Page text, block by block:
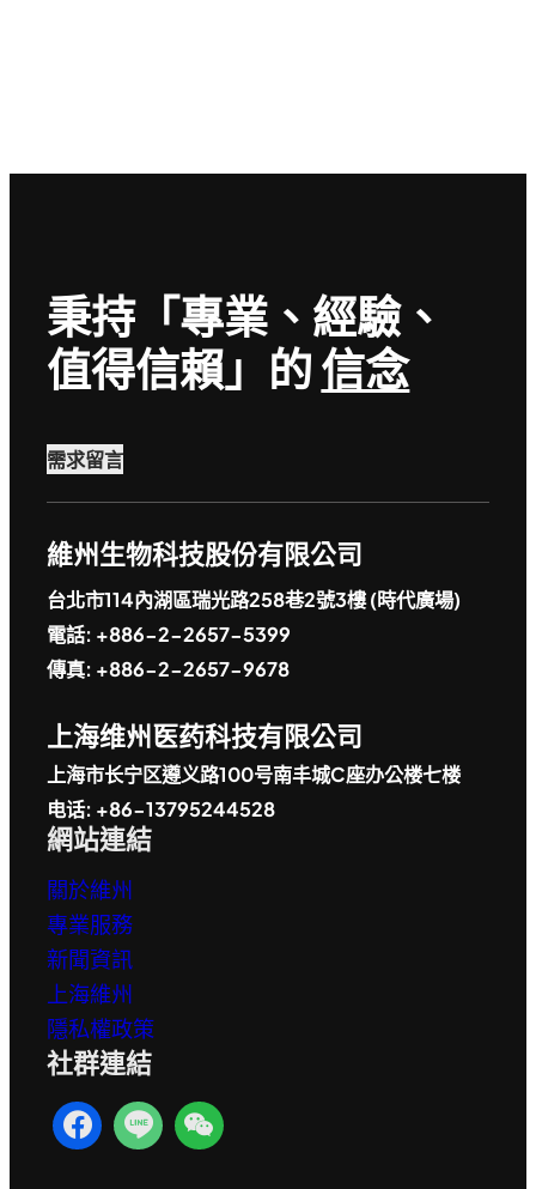
秉持「專業、經驗、
值得信賴」的信念
需求留言
維州生物科技股份有限公司
台北市114內湖區瑞光路258巷2號3樓 (時代廣場)
電話: +886-2-2657-5399
傳真: +886-2-2657-9678
上海维州医药科技有限公司
上海市长宁区遵义路100号南丰城C座办公楼七楼
电话: +86-13795244528
網站連結
關於維州
專業服務
新聞資訊
上海維州
隱私權政策
社群連結